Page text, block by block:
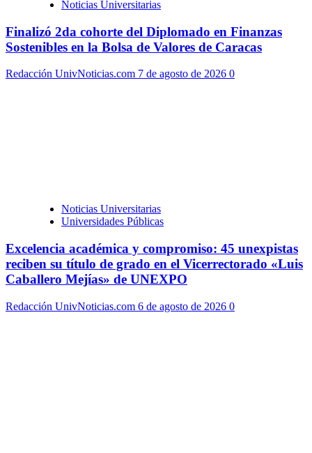
Noticias Universitarias
Finalizó 2da cohorte del Diplomado en Finanzas
Sostenibles en la Bolsa de Valores de Caracas
Redacción UnivNoticias.com 7 de agosto de 2026 0
Noticias Universitarias
Universidades Públicas
Excelencia académica y compromiso: 45 unexpistas
reciben su título de grado en el Vicerrectorado «Luis
Caballero Mejías» de UNEXPO
Redacción UnivNoticias.com 6 de agosto de 2026 0